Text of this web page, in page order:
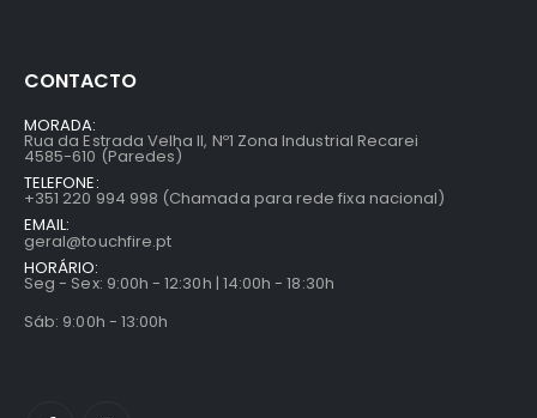
CONTACTO
MORADA:
Rua da Estrada Velha II, Nº1 Zona Industrial Recarei
4585-610 (Paredes)
TELEFONE:
+351 220 994 998 (Chamada para rede fixa nacional)
EMAIL:
geral@touchfire.pt
HORÁRIO:
Seg - Sex: 9:00h - 12:30h | 14:00h - 18:30h
Sáb: 9:00h - 13:00h